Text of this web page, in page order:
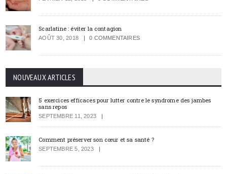
Scarlatine : éviter la contagion
AOÛT 30, 2018 0 COMMENTAIRES
NOUVEAUX ARTICLES
5 exercices efficaces pour lutter contre le syndrome des jambes
sans repos
SEPTEMBRE 11, 2023
Comment préserver son cœur et sa santé ?
SEPTEMBRE 5, 2023